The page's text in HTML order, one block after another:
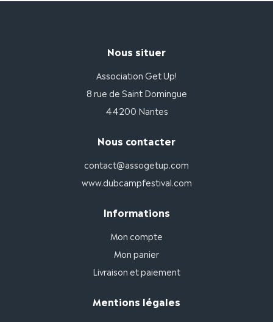
Nous situer
Association Get Up!
8 rue de Saint Domingue
44200 Nantes
Nous contacter
contact@assogetup.com
www.dubcampfestival.com
Informations
Mon compte
Mon panier
Livraison et paiement
Mentions légales